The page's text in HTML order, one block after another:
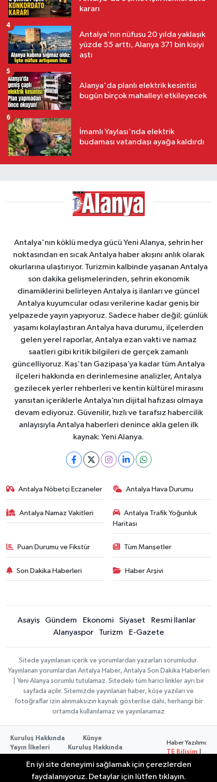
kararı
Antalya'nın nüfusu 20 yılda yaklaşık
yüzde 55 arttı, Alanya 371 bin kişiyi
aştı
4
Alanya'da planlı elektrik kesintisi
bugün birçok mahalleyi etkileyecek
5
İmamlı Yaylası'nda elektrik
budaması vatandaşı ayağa kaldırdı
6
Antalya'nın köklü medya gücü Yeni Alanya, şehrin her
noktasından en sıcak Antalya haber akışını anlık olarak
okurlarına ulaştırıyor. Turizmin kalbinde yaşanan Antalya
son dakika gelişmelerinden, şehrin ekonomik
dinamiklerini belirleyen Antalya iş ilanları ve güncel
Antalya kuyumcular odası verilerine kadar geniş bir
yelpazede yayın yapıyoruz. Sadece haber değil; günlük
yaşamı kolaylaştıran Antalya hava durumu, ilçelerden
gelen yerel raporlar, Antalya ezan vakti ve namaz
saatleri gibi kritik bilgileri de gerçek zamanlı
güncelliyoruz. Kaş’tan Gazipaşa’ya kadar tüm Antalya
ilçeleri hakkında en derinlemesine analizler, Antalya
gezilecek yerler rehberleri ve kentin kültürel mirasını
yansıtan içeriklerle Antalya’nın dijital hafızası olmaya
devam ediyoruz. Güvenilir, hızlı ve tarafsız habercilik
anlayışıyla Antalya haberleri denince akla gelen ilk
kaynak: Yeni Alanya.
Antalya Nöbetçi Eczaneler Antalya Hava Durumu
Antalya Namaz Vakitleri
Antalya Trafik Yoğunluk
Haritası
Puan Durumu ve Fikstür Tüm Manşetler
Son Dakika Haberleri Haber Arşivi
Asayiş Gündem Ekonomi Siyaset
Resmi İlanlar
Alanyaspor
Turizm E-Gazete
Sitede yayınlanan içerik ve yorumlardan yazarları sorumludur.
Yayınlanan yorumlardan Antalya Haber, Antalya Son Dakika Haberleri
| Yeni Alanya sorumlu tutulamaz. Sitedeki tüm harici linkler ayrı bir
sayfada açılır. Sitemizde yayınlanan haber, köşe yazıları ve
fotoğraflar izin alınmaksızın kaynak gösterilse dahi, herhangi bir
ortamda kullanılamaz ve yayınlanamaz
Kuruluş Hakkında
Künye
Yayın İlkeleri
Kuruluş Hakkında
Kullanım Şartları
Haber Yazılımı:
TE Bilişim
Copyright ©
En iyi site deneyimi sağlamak için çerezlerden
faydalanıyoruz. Detaylar için lütfen tıklayın.